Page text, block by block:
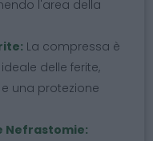
l'area della
La compressa è
delle ferite,
una protezione
Nefrastomie: